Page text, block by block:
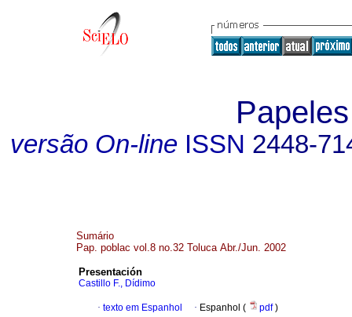
versão On-line ISSN 2448-
Sumário
Pap. poblac vol.8 no.32 Toluca Abr./Jun. 2002
Presentación
Castillo F., Dídimo
· texto em Espanhol · Espanhol ( pdf)